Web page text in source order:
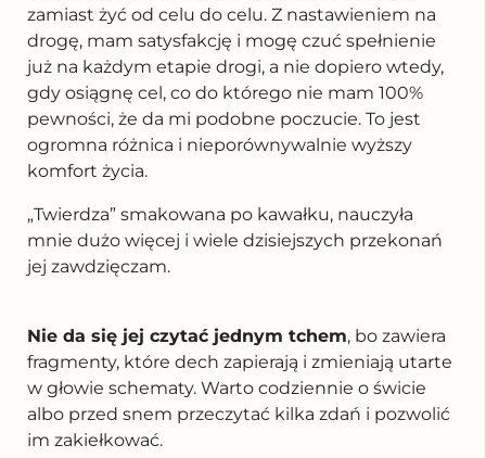
zamiast żyć od celu do celu. Z nastawieniem na
drogę, mam satysfakcję i mogę czuć spełnienie
już na każdym etapie drogi, a nie dopiero wtedy,
gdy osiągnę cel, co do którego nie mam 100%
pewności, że da mi podobne poczucie. To jest
ogromna różnica i nieporównywalnie wyższy
komfort życia.
„Twierdza” smakowana po kawałku, nauczyła
mnie dużo więcej i wiele dzisiejszych przekonań
jej zawdzięczam.
Nie da się jej czytać jednym tchem, bo zawiera
fragmenty, które dech zapierają i zmieniają utarte
w głowie schematy. Warto codziennie o świcie
albo przed snem przeczytać kilka zdań i pozwolić
im zakiełkować.